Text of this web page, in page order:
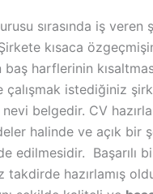
sırasında iş veren
kısaca
baş harflerinin
çalışmak istediğiniz
belgedir. CV
halinde ve açık bir
edilmesidir. Başarılı
takdirde hazırlamış